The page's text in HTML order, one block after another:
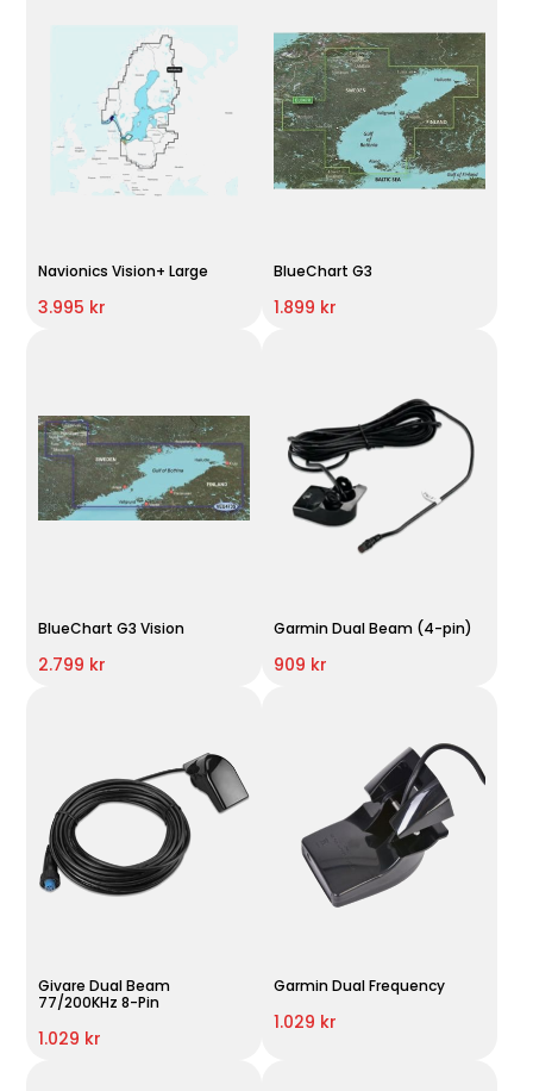
Navionics Vision+ Large
3.995 kr
BlueChart G3
1.899 kr
BlueChart G3 Vision
2.799 kr
Garmin Dual Beam (4-pin)
909 kr
Givare Dual Beam
77/200KHz 8-Pin
1.029 kr
Garmin Dual Frequency
1.029 kr